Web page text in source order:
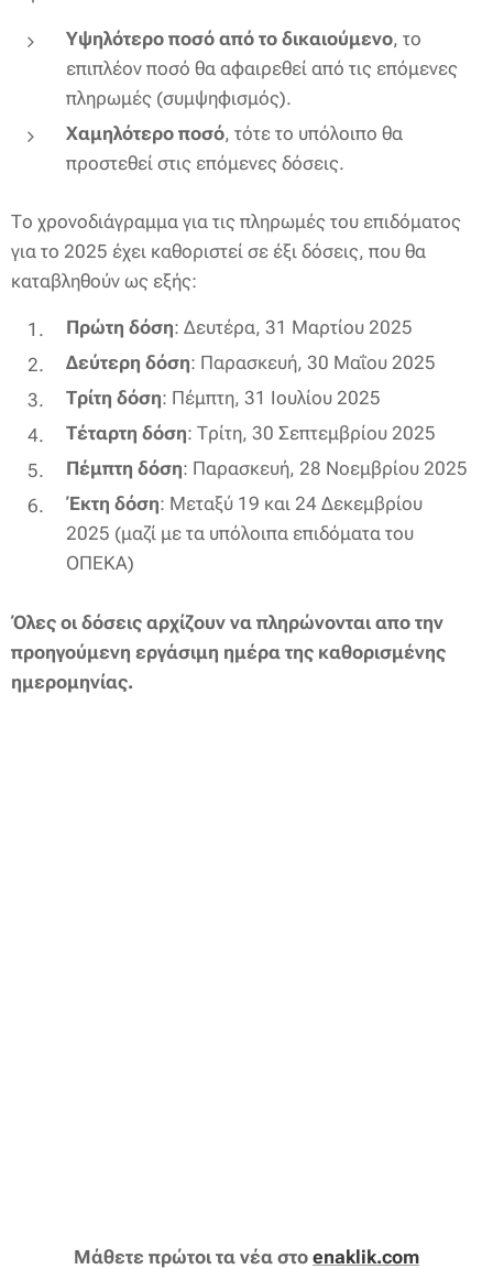
Υψηλότερο ποσό από το δικαιούμενο, το
επιπλέον ποσό θα αφαιρεθεί από τις επόμενες
πληρωμές (συμψηφισμός).
Χαμηλότερο ποσό, τότε το υπόλοιπο θα
προστεθεί στις επόμενες δόσεις.
Το χρονοδιάγραμμα για τις πληρωμές του επιδόματος
για το 2025 έχει καθοριστεί σε έξι δόσεις, που θα
καταβληθούν ως εξής:
Πρώτη δόση: Δευτέρα, 31 Μαρτίου 2025
Δεύτερη δόση: Παρασκευή, 30 Μαΐου 2025
Τρίτη δόση: Πέμπτη, 31 Ιουλίου 2025
Τέταρτη δόση: Τρίτη, 30 Σεπτεμβρίου 2025
Πέμπτη δόση: Παρασκευή, 28 Νοεμβρίου 2025
Έκτη δόση: Μεταξύ 19 και 24 Δεκεμβρίου
2025 (μαζί με τα υπόλοιπα επιδόματα του
ΟΠΕΚΑ)
Όλες οι δόσεις αρχίζουν να πληρώνονται απο την
προηγούμενη εργάσιμη ημέρα της καθορισμένης
ημερομηνίας.
Μάθετε πρώτοι τα νέα στο enaklik.com